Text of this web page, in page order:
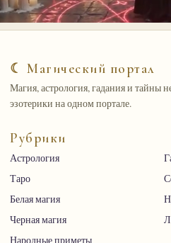
☾ Магический портал
Магия, астрология, гадания и тайны
эзотерики на одном портале.
Рубрики
Астрология
Таро
Белая магия
Черная магия
Народные приметы